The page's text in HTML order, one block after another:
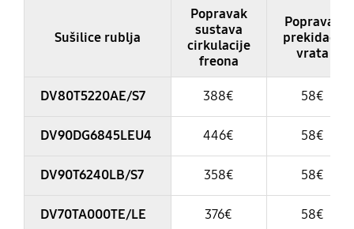
Sušilice rublja
Popravak
sustava
cirkulacije
freona
Popravak
prekidača
vrata
DV80T5220AE/S7 388€ 58€
DV90DG6845LEU4 446€ 58€
DV90T6240LB/S7 358€ 58€
DV70TA000TE/LE 376€ 58€